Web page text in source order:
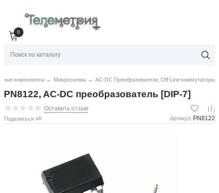
0
компоненты → Микросхемы → AC-DC Преобразователи, Off-Line коммутаторы
PN8122, AC-DC преобразователь [DIP-7]
Оставить отзыв
Поделиться Артикул: PN8122